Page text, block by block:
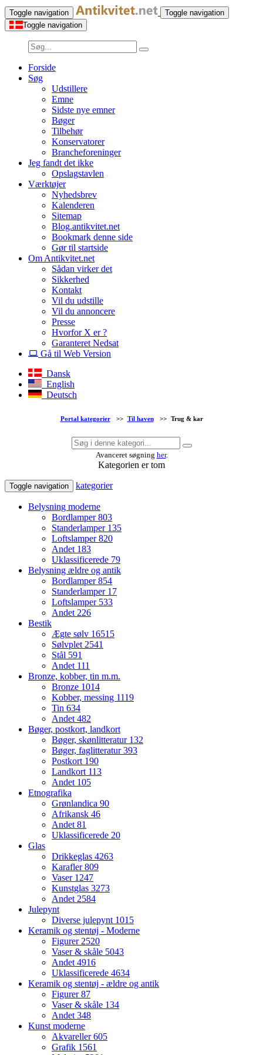
Toggle navigation
Toggle navigation
Toggle navigation
Forside
Søg
Udstillere
Emne
Sidste nye emner
Bøger
Tilbehør
Konservatorer
Brancheforeninger
Jeg fandt det ikke
Opslagstavlen
Værktøjer
Nyhedsbrev
Kalenderen
Sitemap
Blog.antikvitet.net
Bookmark denne side
Gør til startside
Om Antikvitet.net
Sådan virker det
Sikkerhed
Kontakt
Vil du udstille
Vil du annoncere
Presse
Hvorfor X er ?
Garanteret Nedsat
Gå til Web Version
Dansk
English
Deutsch
Portal kategorier >> Til haven >> Trug & kar
Avanceret søgning her.
Kategorien er tom
Toggle navigation kategorier
Belysning moderne
Bordlamper803
Standerlamper 135
Loftslamper820
Andet 183
Uklassificerede 79
Belysning ældre og antik
Bordlamper854
Standerlamper 17
Loftslamper 533
Andet 226
Bestik
Ægte sølv 16515
Sølvplet 2541
Stål 591
Andet 111
Bronze, kobber, tin m.m.
Bronze 1014
Kobber, messing 1119
Tin 634
Andet 482
Bøger, postkort, landkort
Bøger, skønlitteratur 132
Bøger, faglitteratur393
Postkort 190
Landkort 113
Andet 105
Etnografika
Grønlandica 90
Afrikansk 46
Andet 81
Uklassificerede 20
Glas
Drikkeglas 4263
Karafler809
Vaser 1247
Kunstglas 3273
Andet 2584
Julepynt
Diverse julepynt 1015
Keramik og stentøj - Moderne
Figurer 2520
Vaser & skåle 5043
Andet 4916
Uklassificerede 4634
Keramik og stentøj - ældre og antik
Figurer87
Vaser & skåle 134
Andet 348
Kunst moderne
Akvareller605
Grafik 1561